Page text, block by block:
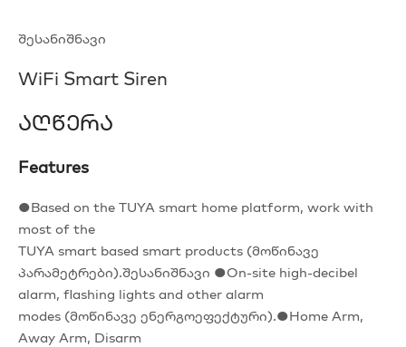
შესანიშნავი
WiFi Smart Siren
Აღწერა
Features
●Based on the TUYA smart home platform, work with
most of the
TUYA smart based smart products (მოწინავე
პარამეტრები).შესანიშნავი ●On-site high-decibel
alarm, flashing lights and other alarm
modes (მოწინავე ენერგოეფექტური).●Home Arm,
Away Arm, Disarm